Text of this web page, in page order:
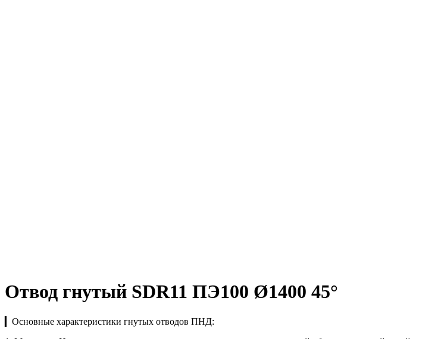
Отвод гнутый SDR11 ПЭ100 Ø1400 45°
▎Основные характеристики гнутых отводов ПНД: